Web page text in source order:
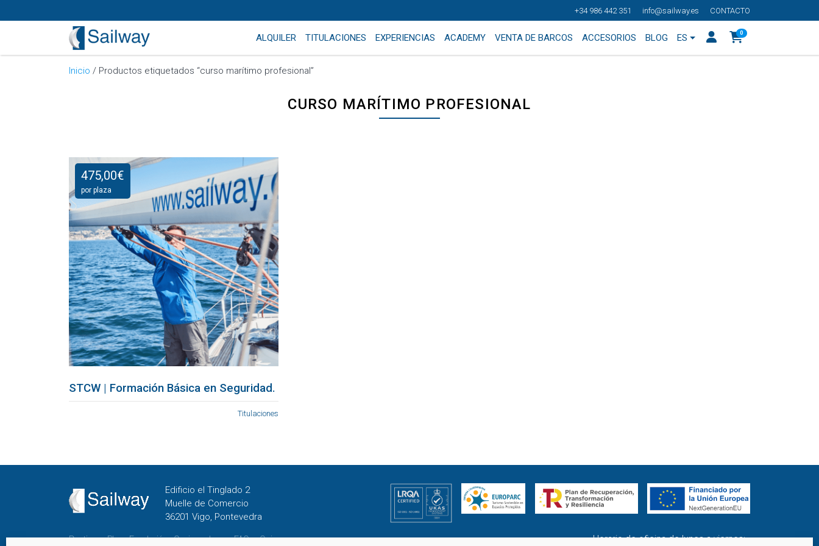
+34 986 442 351 info@sailway.es CONTACTO
ALQUILER TITULACIONES EXPERIENCIAS ACADEMY VENTA DE BARCOS ACCESORIOS BLOG ES 0
Inicio / Productos etiquetados “curso marítimo profesional”
CURSO MARÍTIMO PROFESIONAL
475,00€
por plaza
STCW | Formación Básica en Seguridad.
Titulaciones
Edificio el Tinglado 2
Muelle de Comercio
36201 Vigo, Pontevedra
Destinos Blog Fundación Cenizas al mar FAQs Quienes somos Horario de oficina de lunes a viernes: